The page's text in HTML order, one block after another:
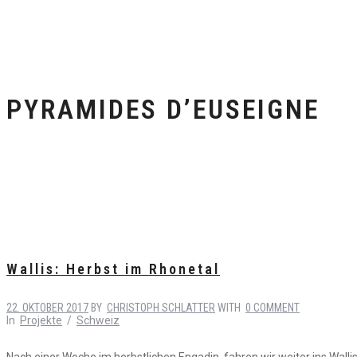
PYRAMIDES D’EUSEIGNE
Wallis: Herbst im Rhonetal
22. OKTOBER 2017 BY CHRISTOPH SCHLATTER WITH 0 COMMENT
In Projekte / Schweiz